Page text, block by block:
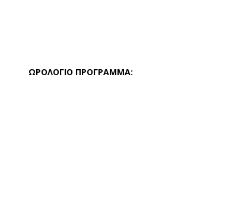
ΩΡΟΛΟΓΙΟ ΠΡΟΓΡΑΜΜΑ: